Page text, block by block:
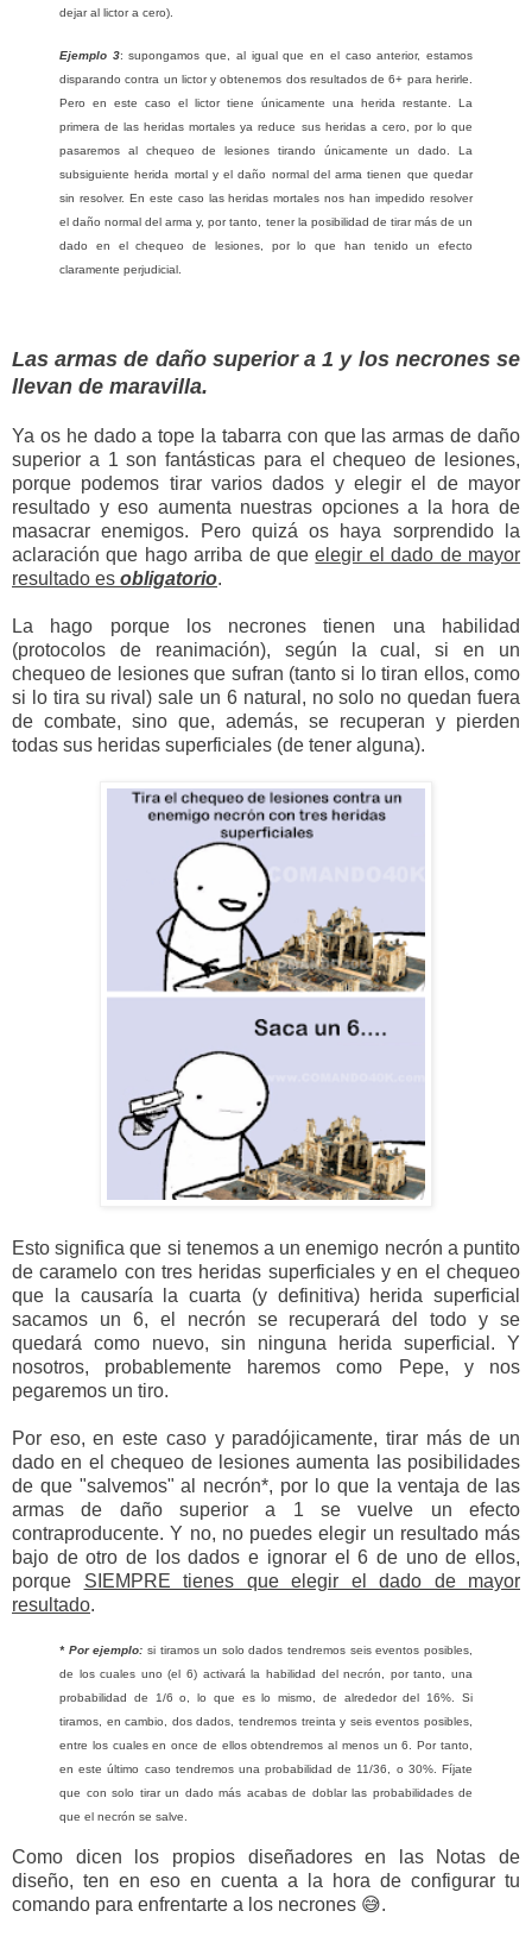
dejar al lictor a cero).
Ejemplo 3: supongamos que, al igual que en el caso anterior, estamos
disparando contra un lictor y obtenemos dos resultados de 6+ para herirle.
Pero en este caso el lictor tiene únicamente una herida restante. La
primera de las heridas mortales ya reduce sus heridas a cero, por lo que
pasaremos al chequeo de lesiones tirando únicamente un dado. La
subsiguiente herida mortal y el daño normal del arma tienen que quedar
sin resolver. En este caso las heridas mortales nos han impedido resolver
el daño normal del arma y, por tanto, tener la posibilidad de tirar más de un
dado en el chequeo de lesiones, por lo que han tenido un efecto
claramente perjudicial.
Las armas de daño superior a 1 y los necrones se
llevan de maravilla.
Ya os he dado a tope la tabarra con que las armas de daño
superior a 1 son fantásticas para el chequeo de lesiones,
porque podemos tirar varios dados y elegir el de mayor
resultado y eso aumenta nuestras opciones a la hora de
masacrar enemigos. Pero quizá os haya sorprendido la
aclaración que hago arriba de queelegir el dado de mayor
resultado es obligatorio.
La hago porque los necrones tienen una habilidad
(protocolos de reanimación), según la cual, si en un
chequeo de lesiones que sufran (tanto si lo tiran ellos, como
si lo tira su rival) sale un 6 natural, no solo no quedan fuera
de combate, sino que, además, se recuperan y pierden
todas sus heridas superficiales (de tener alguna).
Esto significa que si tenemos a un enemigo necrón a puntito
de caramelo con tres heridas superficiales y en el chequeo
que la causaría la cuarta (y definitiva) herida superficial
sacamos un 6, el necrón se recuperará del todo y se
quedará como nuevo, sin ninguna herida superficial. Y
nosotros, probablemente haremos como Pepe, y nos
pegaremos un tiro.
Por eso, en este caso y paradójicamente, tirar más de un
dado en el chequeo de lesiones aumenta las posibilidades
de que "salvemos" al necrón*, por lo que la ventaja de las
armas de daño superior a 1 se vuelve un efecto
contraproducente. Y no, no puedes elegir un resultado más
bajo de otro de los dados e ignorar el 6 de uno de ellos,
porque SIEMPRE tienes que elegir el dado de mayor
resultado.
* Por ejemplo: si tiramos un solo dados tendremos seis eventos posibles,
de los cuales uno (el 6) activará la habilidad del necrón, por tanto, una
probabilidad de 1/6 o, lo que es lo mismo, de alrededor del 16%. Si
tiramos, en cambio, dos dados, tendremos treinta y seis eventos posibles,
entre los cuales en once de ellos obtendremos al menos un 6. Por tanto,
en este último caso tendremos una probabilidad de 11/36, o 30%. Fíjate
que con solo tirar un dado más acabas de doblar las probabilidades de
que el necrón se salve.
Como dicen los propios diseñadores en las Notas de
diseño, ten en eso en cuenta a la hora de configurar tu
comando para enfrentarte a los necrones 😅.